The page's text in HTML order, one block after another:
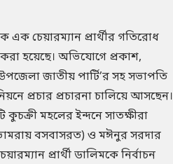
এক চেয়ারম্যান প্রার্থীর গতিরোধ
হয়েছে। অভিযোগে প্রকাশ,
জাতীয় পার্টি’র সহ সভাপতি
প্রচার প্রচারনা চালিয়ে আসছেন।
মহলের ইন্দনে সাতক্ষীরা
বসবাসরত) ও মঈনুর সরদার
প্রার্থী ডালিমকে নির্বাচন